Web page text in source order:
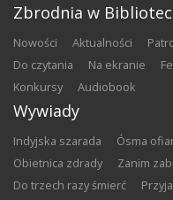
Zbrodnia w
nowości aktualności
do czytania
na ekranie
konkursy
audiobook
Wywiady
Indyjska szarada Ósma
Obietnica zdrady
Zanim
Do trzech razy śmierć